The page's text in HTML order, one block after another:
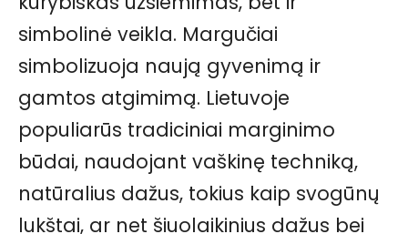
simbolinė veikla. Margučiai
simbolizuoja naują gyvenimą ir
gamtos atgimimą. Lietuvoje
populiarūs tradiciniai marginimo
būdai, naudojant vaškinę techniką,
natūralius dažus, tokius kaip svogūnų
lukštai, ar net šiuolaikinius dažus bei